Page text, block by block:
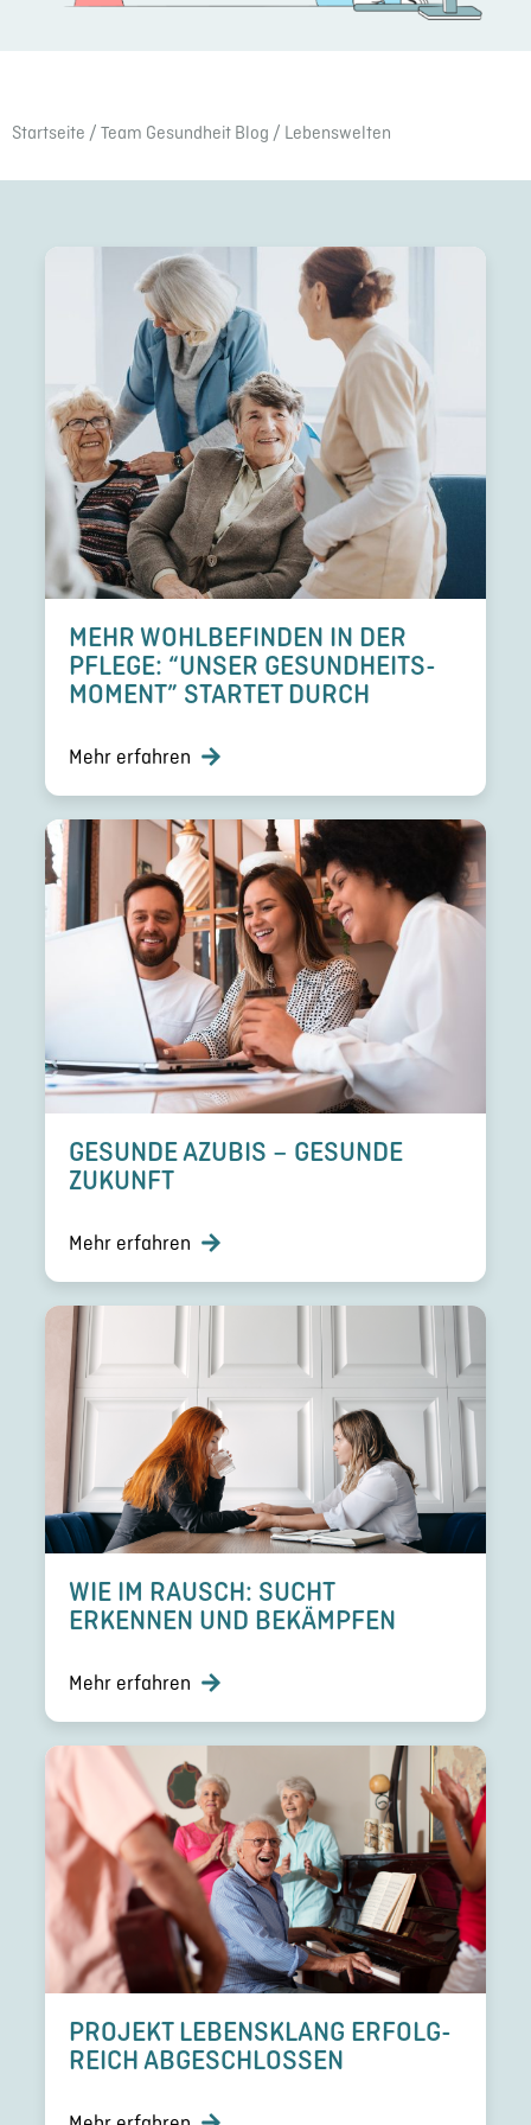
Start­seite / Team Gesund­heit Blog / Lebens­wel­ten
MEHR WOHLBE­FIN­DEN IN DER
PFLEGE: “UNSER GESUND­HEITS­
MO­MENT” STARTET DURCH
Mehr erfahren
GESUNDE AZUBIS – GESUNDE
ZUKUNFT
Mehr erfahren
WIE IM RAUSCH: SUCHT
ERKENNEN UND BEKÄMPFEN
Mehr erfahren
PROJEKT LEBENS­KLANG ERFOLG­
REICH ABGESCHLOS­SEN